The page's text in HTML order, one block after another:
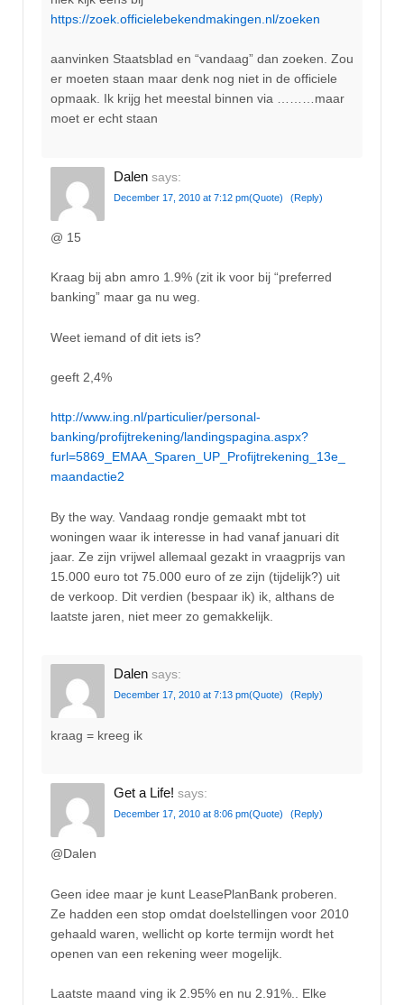
https://zoek.officielebekendmakingen.nl/zoeken
aanvinken Staatsblad en “vandaag” dan zoeken. Zou
er moeten staan maar denk nog niet in de officiele
opmaak. Ik krijg het meestal binnen via ………maar
moet er echt staan
Dalen says:
December 17, 2010 at 7:12 pm(Quote) (Reply)
@ 15
Kraag bij abn amro 1.9% (zit ik voor bij “preferred
banking” maar ga nu weg.
Weet iemand of dit iets is?
geeft 2,4%
http://www.ing.nl/particulier/personal-
banking/profijtrekening/landingspagina.aspx?
furl=5869_EMAA_Sparen_UP_Profijtrekening_13e_
maandactie2
By the way. Vandaag rondje gemaakt mbt tot
woningen waar ik interesse in had vanaf januari dit
jaar. Ze zijn vrijwel allemaal gezakt in vraagprijs van
15.000 euro tot 75.000 euro of ze zijn (tijdelijk?) uit
de verkoop. Dit verdien (bespaar ik) ik, althans de
laatste jaren, niet meer zo gemakkelijk.
Dalen says:
December 17, 2010 at 7:13 pm(Quote) (Reply)
kraag = kreeg ik
Get a Life! says:
December 17, 2010 at 8:06 pm(Quote) (Reply)
@Dalen
Geen idee maar je kunt LeasePlanBank proberen.
Ze hadden een stop omdat doelstellingen voor 2010
gehaald waren, wellicht op korte termijn wordt het
openen van een rekening weer mogelijk.
Laatste maand ving ik 2.95% en nu 2.91%.. Elke